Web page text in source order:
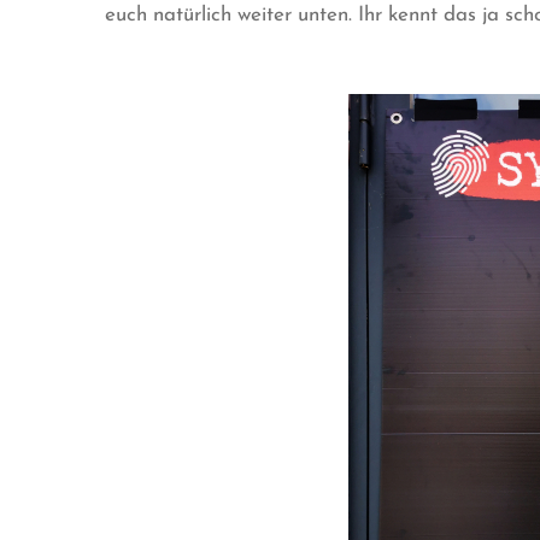
euch natürlich weiter unten. Ihr kennt das ja